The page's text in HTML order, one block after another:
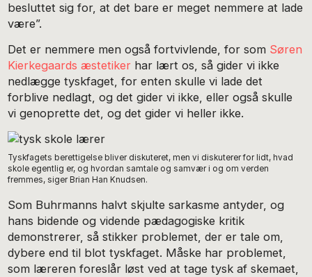
besluttet sig for, at det bare er meget nemmere at lade
være”.
Det er nemmere men også fortvivlende, for som Søren
Kierkegaards æstetiker har lært os, så gider vi ikke
nedlægge tyskfaget, for enten skulle vi lade det
forblive nedlagt, og det gider vi ikke, eller også skulle
vi genoprette det, og det gider vi heller ikke.
Tyskfagets berettigelse bliver diskuteret, men vi diskuterer for lidt, hvad
skole egentlig er, og hvordan samtale og samvær i og om verden
fremmes, siger Brian Han Knudsen.
Som Buhrmanns halvt skjulte sarkasme antyder, og
hans bidende og vidende pædagogiske kritik
demonstrerer, så stikker problemet, der er tale om,
dybere end til blot tyskfaget. Måske har problemet,
som læreren foreslår løst ved at tage tysk af skemaet,